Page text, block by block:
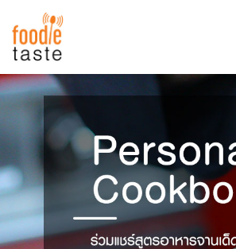
สูตรอาหาร
สูตรอาหารล่าสุด
Top Foodie
พาไปชิม
สารพันก้นครัว
เคล็ดลับน่ารู้
FoodPedia